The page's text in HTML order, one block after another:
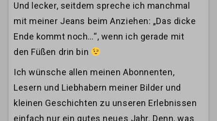
Und lecker, seitdem spreche ich manchmal
mit meiner Jeans beim Anziehen: „Das dicke
Ende kommt noch…“, wenn ich gerade mit
den Füßen drin bin
Ich wünsche allen meinen Abonnenten,
Lesern und Liebhabern meiner Bilder und
kleinen Geschichten zu unseren Erlebnissen
einfach nur ein gutes neues Jahr. Denn, was